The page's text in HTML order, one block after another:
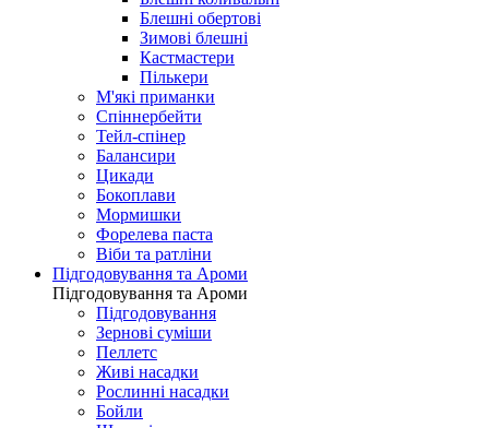
Блешні обертові
Зимові блешні
Кастмастери
Пількери
М'які приманки
Спіннербейти
Тейл-спінер
Балансири
Цикади
Бокоплави
Мормишки
Форелева паста
Віби та ратліни
Підгодовування та Ароми
Підгодовування та Ароми
Підгодовування
Зернові суміши
Пеллетс
Живі насадки
Рослинні насадки
Бойли